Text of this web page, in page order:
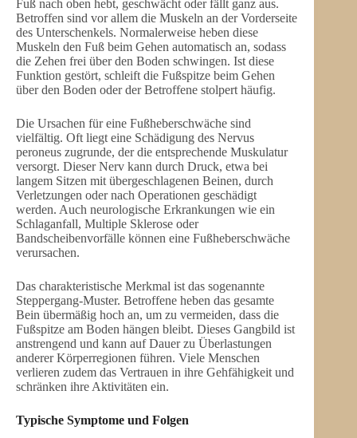
Fuß nach oben hebt, geschwächt oder fällt ganz aus.
Betroffen sind vor allem die Muskeln an der Vorderseite
des Unterschenkels. Normalerweise heben diese
Muskeln den Fuß beim Gehen automatisch an, sodass
die Zehen frei über den Boden schwingen. Ist diese
Funktion gestört, schleift die Fußspitze beim Gehen
über den Boden oder der Betroffene stolpert häufig.
Die Ursachen für eine Fußheberschwäche sind
vielfältig. Oft liegt eine Schädigung des Nervus
peroneus zugrunde, der die entsprechende Muskulatur
versorgt. Dieser Nerv kann durch Druck, etwa bei
langem Sitzen mit übergeschlagenen Beinen, durch
Verletzungen oder nach Operationen geschädigt
werden. Auch neurologische Erkrankungen wie ein
Schlaganfall, Multiple Sklerose oder
Bandscheibenvorfälle können eine Fußheberschwäche
verursachen.
Das charakteristische Merkmal ist das sogenannte
Steppergang-Muster. Betroffene heben das gesamte
Bein übermäßig hoch an, um zu vermeiden, dass die
Fußspitze am Boden hängen bleibt. Dieses Gangbild ist
anstrengend und kann auf Dauer zu Überlastungen
anderer Körperregionen führen. Viele Menschen
verlieren zudem das Vertrauen in ihre Gehfähigkeit und
schränken ihre Aktivitäten ein.
Typische Symptome und Folgen